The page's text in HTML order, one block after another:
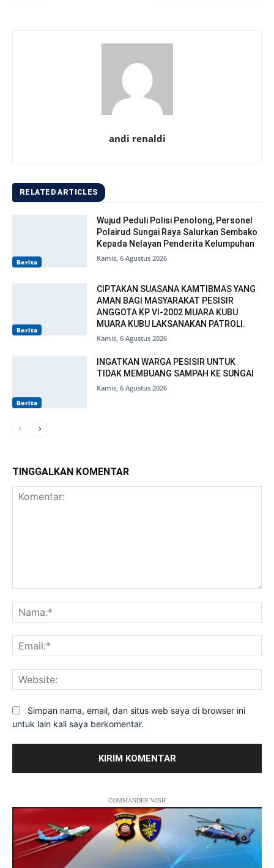
andi renaldi
RELATED ARTICLES
Berita
Wujud Peduli Polisi Penolong, Personel
Polairud Sungai Raya Salurkan Sembako
Kepada Nelayan Penderita Kelumpuhan
Kamis, 6 Agustus 2026
Berita
CIPTAKAN SUASANA KAMTIBMAS YANG
AMAN BAGI MASYARAKAT PESISIR
ANGGOTA KP VI-2002 MUARA KUBU
MUARA KUBU LAKSANAKAN PATROLI.
Kamis, 6 Agustus 2026
Berita
INGATKAN WARGA PESISIR UNTUK
TIDAK MEMBUANG SAMPAH KE SUNGAI
Kamis, 6 Agustus 2026
TINGGALKAN KOMENTAR
Simpan nama, email, dan situs web saya di browser ini
untuk lain kali saya berkomentar.
COMMANDER WISH